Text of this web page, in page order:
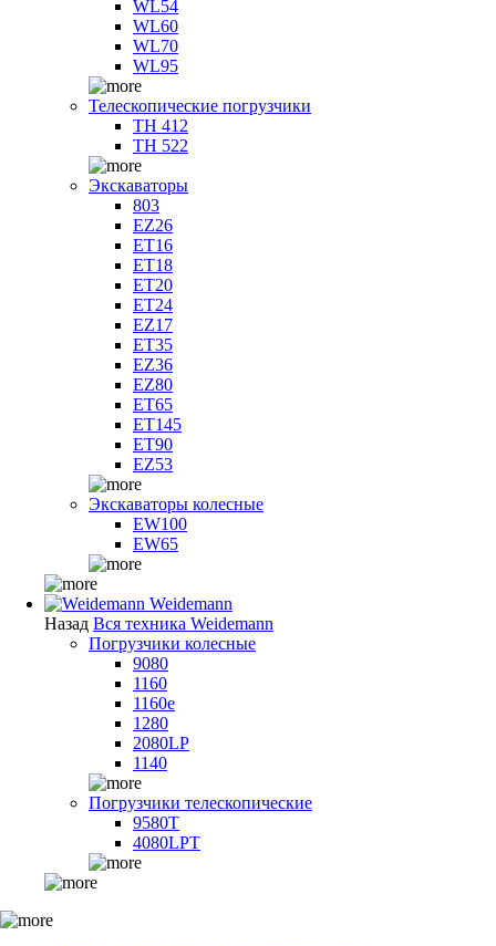
WL54
WL60
WL70
WL95
Телескопические погрузчики
TH 412
TH 522
Экскаваторы
803
EZ26
ET16
ET18
ET20
ET24
EZ17
ET35
EZ36
EZ80
ET65
ET145
ET90
EZ53
Экскаваторы колесные
EW100
EW65
Weidemann
Назад Вся техника Weidemann
Погрузчики колесные
9080
1160
1160e
1280
2080LP
1140
Погрузчики телескопические
9580T
4080LPT